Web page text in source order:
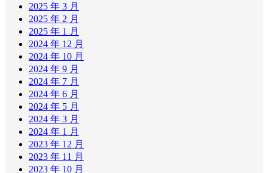
2025 年 3 月
2025 年 2 月
2025 年 1 月
2024 年 12 月
2024 年 10 月
2024 年 9 月
2024 年 7 月
2024 年 6 月
2024 年 5 月
2024 年 3 月
2024 年 1 月
2023 年 12 月
2023 年 11 月
2023 年 10 月